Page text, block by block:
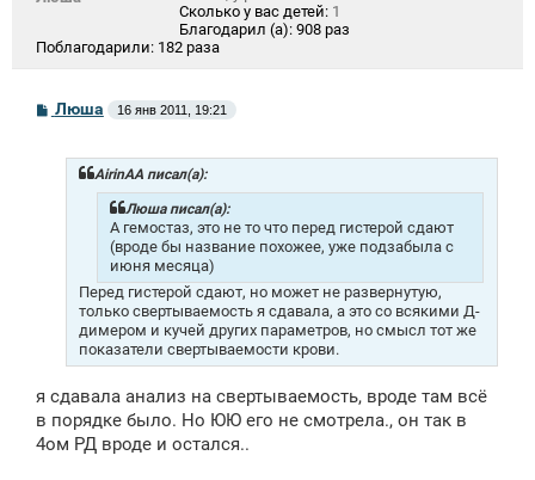
Сколько у вас детей: 1
Благодарил (а): 908 раз
Поблагодарили: 182 раза
С
о
Люша 16 янв 2011, 19:21
AirinAA писал(а):
Люша писал(а):
А гемостаз, это не то что перед гистерой сдают
(вроде бы название похожее, уже подзабыла с
июня месяца)
Перед гистерой сдают, но может не развернутую,
только свертываемость я сдавала, а это со всякими Д-
димером и кучей других параметров, но смысл тот же
показатели свертываемости крови.
я сдавала анализ на свертываемость, вроде там всё
в порядке было. Но ЮЮ его не смотрела., он так в
4ом РД вроде и остался..